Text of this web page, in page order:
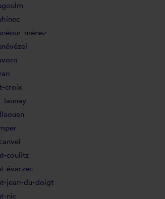
ménez
croix
launay
coulitz
évarzec
jean-du-doigt
nic